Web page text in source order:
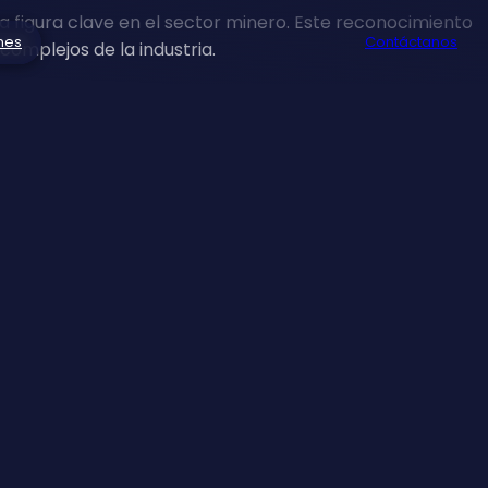
Contáctanos
figura clave en el sector minero. Este reconocimiento
de la industria.